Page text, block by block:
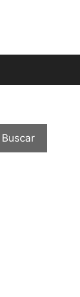
Buscar